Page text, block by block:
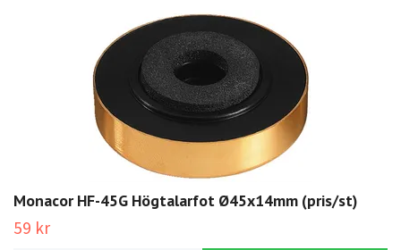
Monacor HF-45G Högtalarfot Ø45x14mm (pris/st)
59 kr